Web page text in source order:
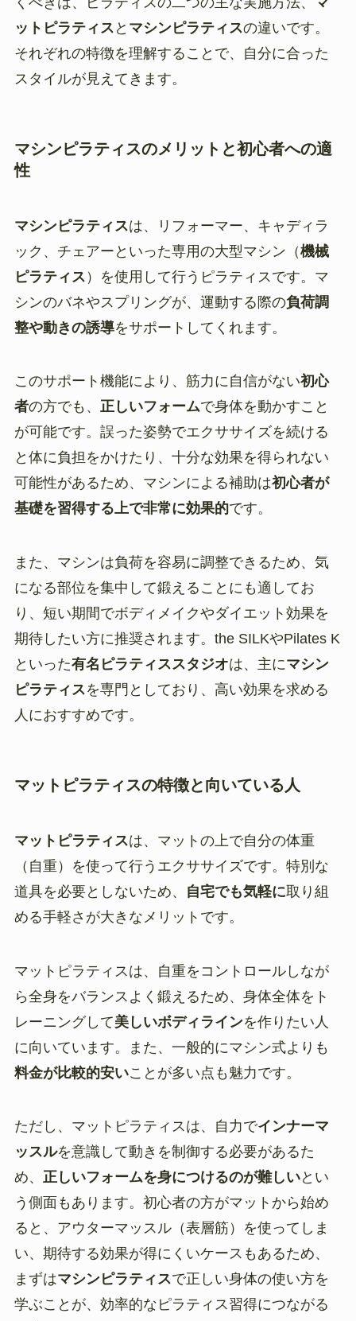
ットピラティス と マシンピラティスの違いです。
それぞれの特徴を理解することで、自分に合った
スタイルが見えてきます。
マシンピラティスのメリットと初心者への適
性
マシンピラティスは、リフォーマー、キャディラ
ック、チェアーといった専用の大型マシン（機械
ピラティス ）を使用して行うピラティスです。マ
シンのバネやスプリングが、運動する際の負荷調
整や動きの誘導をサポートしてくれます。
このサポート機能により、筋力に自信がない初心
者の方でも、 正しいフォームで身体を動かすこと
が可能です。誤った姿勢でエクササイズを続ける
と体に負担をかけたり、十分な効果を得られない
可能性があるため、マシンによる補助は初心者が
基礎を習得する上で非常に効果的です。
また、マシンは負荷を容易に調整できるため、気
になる部位を集中して鍛えることにも適してお
り、短い期間でボディメイクやダイエット効果を
期待したい方に推奨されます。the SILKやPilates K
といった有名ピラティススタジオは、主にマシン
ピラティスを専門としており、高い効果を求める
人におすすめです。
マットピラティスの特徴と向いている人
マットピラティスは、マットの上で自分の体重
（自重）を使って行うエクササイズです。特別な
道具を必要としないため、
自宅でも気軽に取り組
める手軽さが大きなメリットです。
マットピラティスは、自重をコントロールしなが
ら全身をバランスよく鍛えるため、身体全体をト
レーニングして美しいボディラインを作りたい人
に向いています。また、一般的にマシン式よりも
料金が比較的安いことが多い点も魅力です。
ただし、マットピラティスは、自力でインナーマ
ッスルを意識して動きを制御する必要があるた
め、 正しいフォームを身につけるのが難しいとい
う側面もあります。初心者の方がマットから始め
ると、アウターマッスル（表層筋）を使ってしま
い、期待する効果が得にくいケースもあるため、
まずはマシンピラティスで正しい身体の使い方を
学ぶことが、効率的なピラティス習得につながる